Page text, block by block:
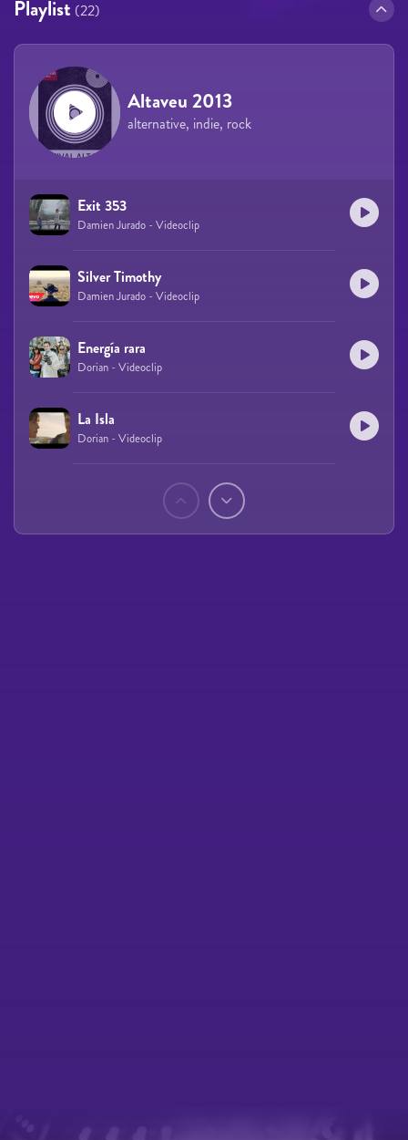
Playlist (22)
Altaveu 2013
alternative, indie, rock
Exit 353
Damien Jurado - Videoclip
Silver Timothy
Damien Jurado - Videoclip
Energía rara
Dorian - Videoclip
La Isla
Dorian - Videoclip